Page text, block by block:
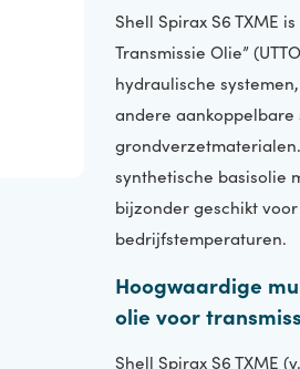
Shell Spirax S6
Transmissie
hydraulische
andere
synthetische
bijzonder
olie voor